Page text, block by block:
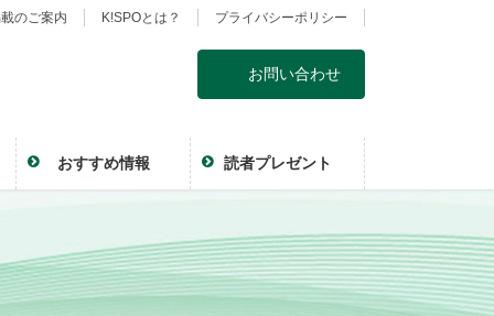
のご案内 K!SPOとは？ プライバシーポリシー
お問い合わせ
おすすめ情報 読者プレゼント